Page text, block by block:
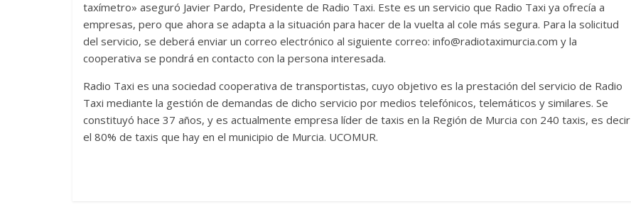
taxímetro» aseguró Javier Pardo, Presidente de Radio Taxi. Este es un servicio que Radio Taxi ya ofrecía a
empresas, pero que ahora se adapta a la situación para hacer de la vuelta al cole más segura. Para la solicitud
del servicio, se deberá enviar un correo electrónico al siguiente correo: info@radiotaximurcia.com y la
cooperativa se pondrá en contacto con la persona interesada.
Radio Taxi es una sociedad cooperativa de transportistas, cuyo objetivo es la prestación del servicio de Radio
Taxi mediante la gestión de demandas de dicho servicio por medios telefónicos, telemáticos y similares. Se
constituyó hace 37 años, y es actualmente empresa líder de taxis en la Región de Murcia con 240 taxis, es decir
el 80% de taxis que hay en el municipio de Murcia. UCOMUR.